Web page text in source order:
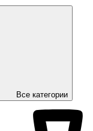
Все категории